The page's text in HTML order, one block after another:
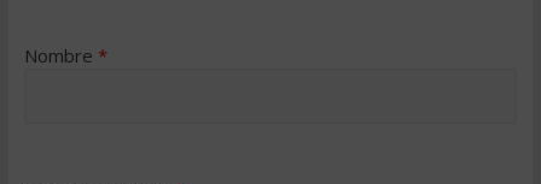
Nombre *